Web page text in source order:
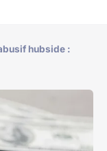
hubside :